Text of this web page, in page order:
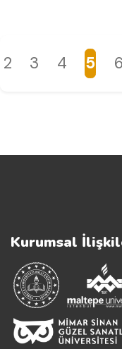
2 3 4 5 6
Kurumsal